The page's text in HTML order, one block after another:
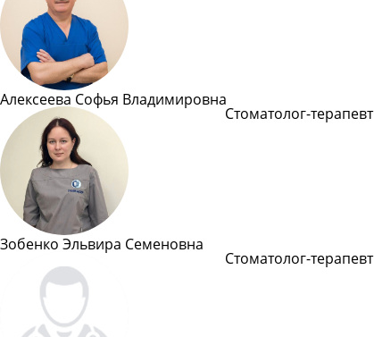
Алексеева Софья Владимировна
Стоматолог-терапевт
Зобенко Эльвира Семеновна
Стоматолог-терапевт